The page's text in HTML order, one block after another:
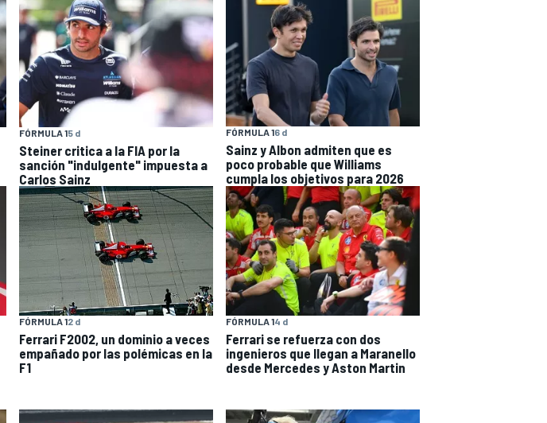
FÓRMULA 15 d
Steiner critica a la FIA por la
sanción "indulgente" impuesta a
Carlos Sainz
FÓRMULA 16 d
Sainz y Albon admiten que es
poco probable que Williams
cumpla los objetivos para 2026
FÓRMULA 12 d
Ferrari F2002, un dominio a veces
empañado por las polémicas en la
F1
FÓRMULA 14 d
Ferrari se refuerza con dos
ingenieros que llegan a Maranello
desde Mercedes y Aston Martin